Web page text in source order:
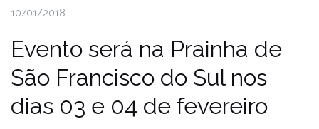
10/01/2018
Evento será na Prainha de
São Francisco do Sul nos
dias 03 e 04 de fevereiro